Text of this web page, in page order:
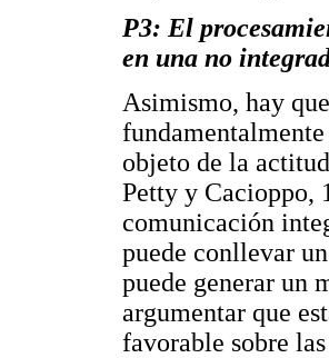
P3: El
en una no
Asimismo, hay
objeto de la
Petty y Cacioppo,
comunicación
puede conllevar
puede generar un
argumentar que
favorable sobre